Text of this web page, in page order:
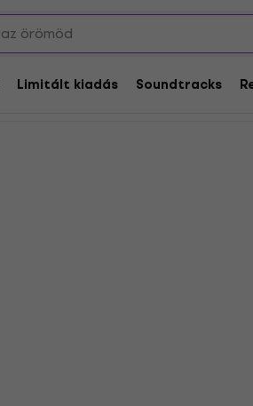
Limitált kiadás Soundtracks